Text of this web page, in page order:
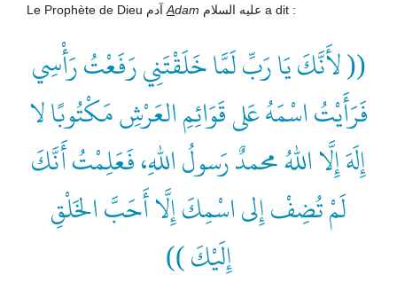
Adam عليه السلام a dit :
(( لأَنَّكَ يَا رَبِّ لَمَّا خَلَقْتَنِي رَفَعْتُ رَأْسِي
فَرَأَيْتُ اسْمَهُ عَلى قَوَائِمِ العَرْشِ مَكْتُوبًا لا
إِلَهَ إِلَّا اللهُ محمدٌ رَسولُ اللهِ، فَعَلِمْتُ أَنَّكَ
لَمْ تُضِفْ إِلى اسْمِكَ إِلَّا أَحَبَّ الخَلْقِ
إِلَيْكَ ))